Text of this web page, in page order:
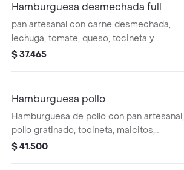
Hamburguesa desmechada full
pan artesanal con carne desmechada,
lechuga, tomate, queso, tocineta y
maduritos.
$ 37.465
Hamburguesa pollo
Hamburguesa de pollo con pan artesanal,
pollo gratinado, tocineta, maicitos,
lechuga, tomate.
$ 41.500